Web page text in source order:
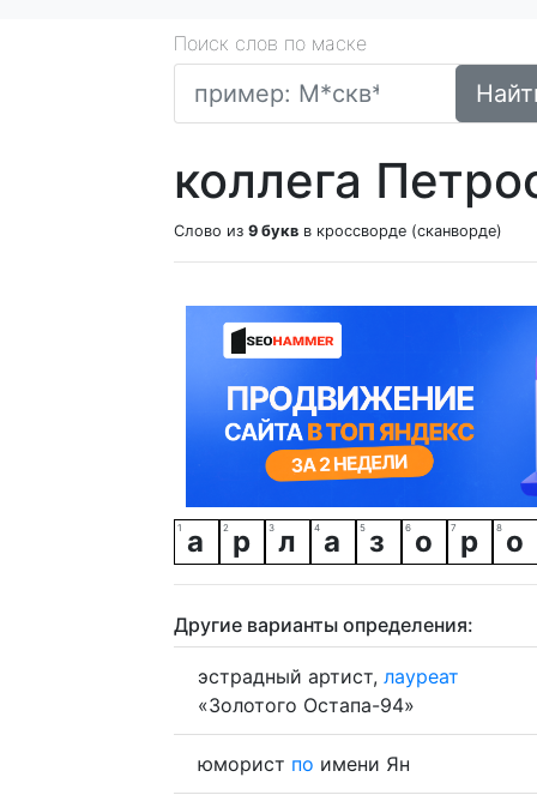
Поиск слов по маске
коллега
Слово из 9 букв в кроссворде (сканворде)
а р л а з о р о
Другие варианты определения:
эстрадный артист, лауреат
«Золотого Остапа-94»
юморист по имени Ян